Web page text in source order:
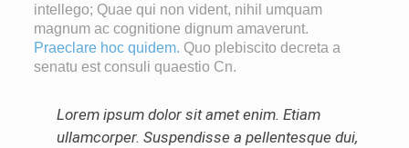
intellego; Quae qui non vident, nihil umquam
magnum ac cognitione dignum amaverunt.
Praeclare hoc quidem. Quo plebiscito decreta a
senatu est consuli quaestio Cn.
Lorem ipsum dolor sit amet enim. Etiam
ullamcorper. Suspendisse a pellentesque dui,